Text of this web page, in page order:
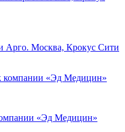
Арго. Москва, Крокус Сити
«Эд Медицин»